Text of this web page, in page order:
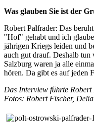
Was glauben Sie ist der
Robert Palfrader: Das
"Hof" gehabt und ich
jährigen Kriegs leiden und
auch gut drauf. Deshalb
Salzburg waren ja alle
hören. Da gibt es auf jeden
Das Interview führte
Fotos: Robert Fischer,